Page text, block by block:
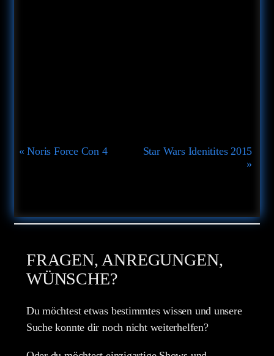
Veranstaltung-
« Noris Force Con 4
Star Wars Idenitites 2015
»
FRAGEN, ANREGUNGEN,
WÜNSCHE?
Du möchtest etwas bestimmtes wissen und unsere
Suche konnte dir noch nicht weiterhelfen?